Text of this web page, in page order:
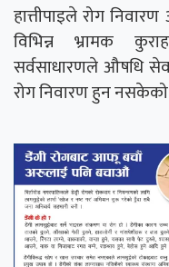
हात्तीपाइले रोग
विभिन्न भ्रामक
सर्वसाधारणले औषधि
रोग निवारण हुन